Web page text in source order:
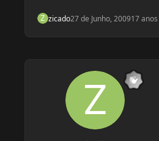
zicado27 de Junho, 200917 anos